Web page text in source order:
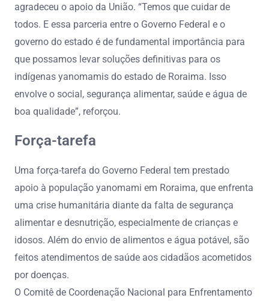
agradeceu o apoio da União. “Temos que cuidar de
todos. E essa parceria entre o Governo Federal e o
governo do estado é de fundamental importância para
que possamos levar soluções definitivas para os
indígenas yanomamis do estado de Roraima. Isso
envolve o social, segurança alimentar, saúde e água de
boa qualidade”, reforçou.
Força-tarefa
Uma força-tarefa do Governo Federal tem prestado
apoio à população yanomami em Roraima, que enfrenta
uma crise humanitária diante da falta de segurança
alimentar e desnutrição, especialmente de crianças e
idosos. Além do envio de alimentos e água potável, são
feitos atendimentos de saúde aos cidadãos acometidos
por doenças.
O Comitê de Coordenação Nacional para Enfrentamento